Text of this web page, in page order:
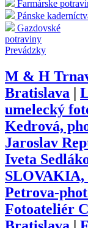
Farmárske
Pánske
Gazdovské
potraviny
Prevádzky
M & H
Bratislava
umelecký
Kedrová,
Jaroslav
Iveta
SLOVAKIA,
Petrova-
Fotoateliér